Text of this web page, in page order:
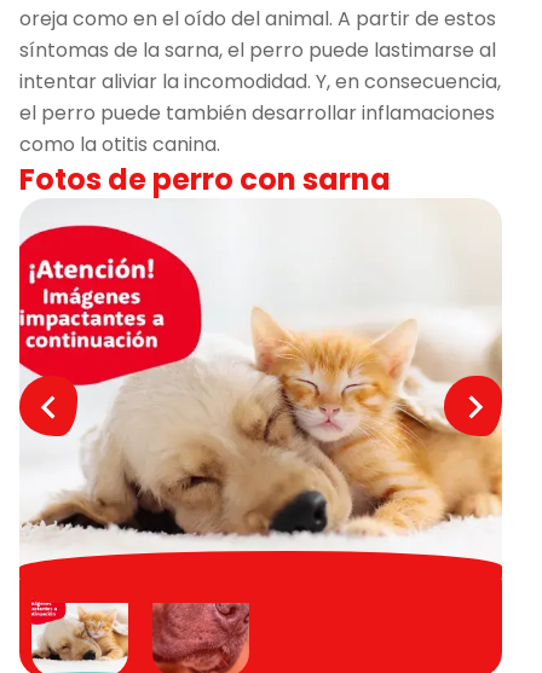
oreja como en el oído del animal. A partir de estos
síntomas de la sarna, el perro puede lastimarse al
intentar aliviar la incomodidad. Y, en consecuencia,
el perro puede también desarrollar inflamaciones
como la otitis canina.
Fotos de perro con sarna